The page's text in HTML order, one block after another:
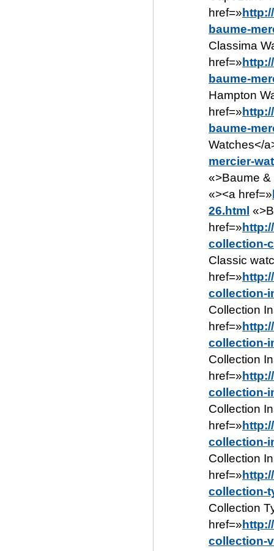
href=»
baume-
Classima
href=»
baume-
Hampton
href=»
baume-
Watches</
mercier-
«>Baume &
«><a href=»
26.html
href=»
collection-
Classic
href=»
collection-
Collection
href=»
collection-
Collection
href=»
collection-
Collection
href=»
collection-
Collection
href=»
collection-
Collection
href=»
collection-